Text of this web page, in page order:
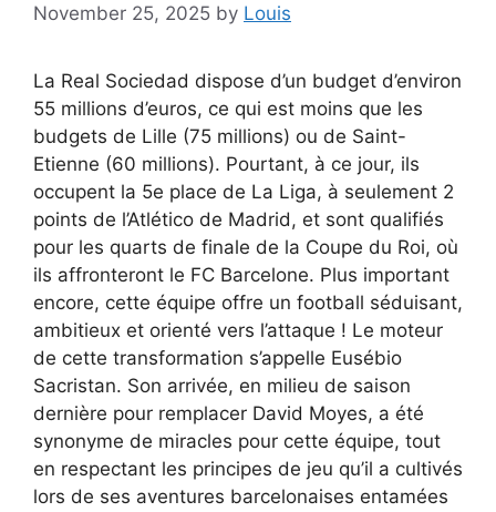
November 25, 2025 by Louis
La Real Sociedad dispose d’un budget d’environ
55 millions d’euros, ce qui est moins que les
budgets de Lille (75 millions) ou de Saint-
Etienne (60 millions). Pourtant, à ce jour, ils
occupent la 5e place de La Liga, à seulement 2
points de l’Atlético de Madrid, et sont qualifiés
pour les quarts de finale de la Coupe du Roi, où
ils affronteront le FC Barcelone. Plus important
encore, cette équipe offre un football séduisant,
ambitieux et orienté vers l’attaque ! Le moteur
de cette transformation s’appelle Eusébio
Sacristan. Son arrivée, en milieu de saison
dernière pour remplacer David Moyes, a été
synonyme de miracles pour cette équipe, tout
en respectant les principes de jeu qu’il a cultivés
lors de ses aventures barcelonaises entamées